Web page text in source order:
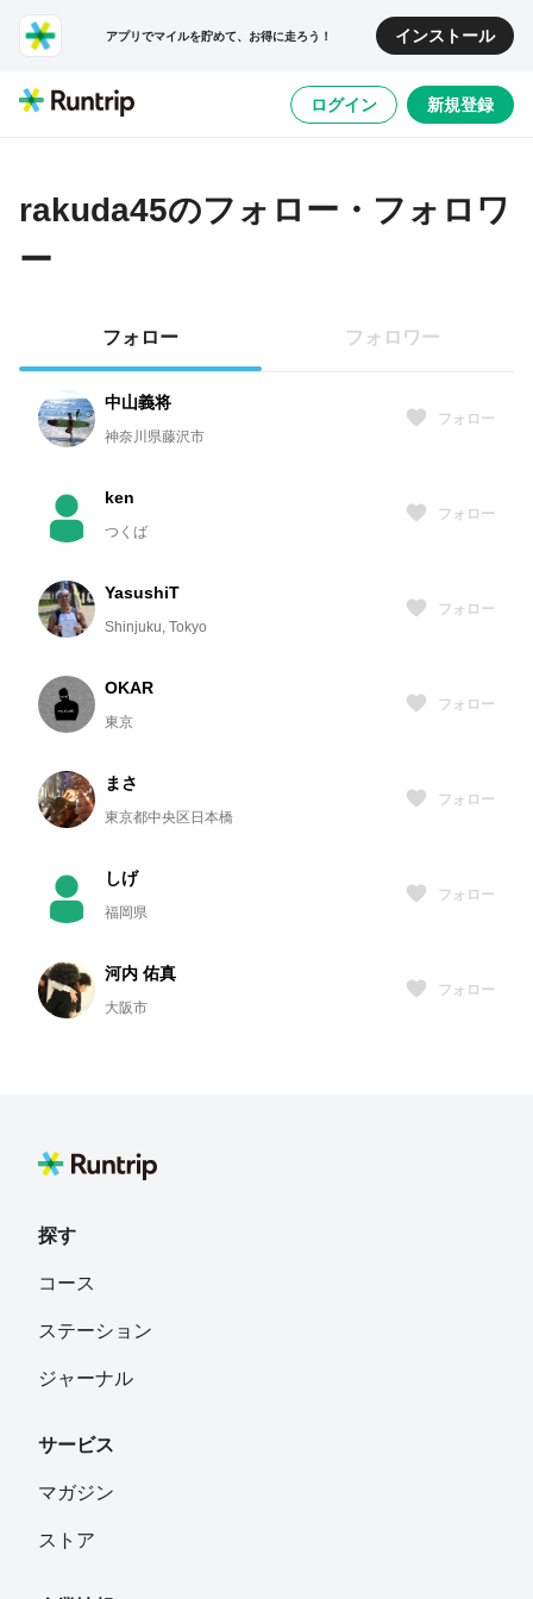
アプリでマイルを貯めて、お得に走ろう！ インストール
ログイン 新規登録
rakuda45のフォロー・フォロワ
ー
フォロー フォロワー
中山義将
神奈川県藤沢市
フォロー
ken
つくば
フォロー
YasushiT
Shinjuku, Tokyo
フォロー
OKAR
東京
フォロー
まさ
東京都中央区日本橋
フォロー
しげ
福岡県
フォロー
河内 佑真
大阪市
フォロー
nobusansan
うどん県
ken
探す
コース
ステーション
ジャーナル
サービス
マガジン
ストア